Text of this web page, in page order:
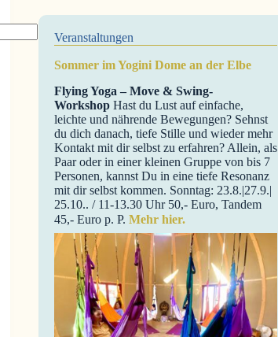
Veranstaltungen
Sommer im Yogini Dome an der Elbe
Flying Yoga – Move & Swing-
Workshop Hast du Lust auf einfache,
leichte und nährende Bewegungen? Sehnst
du dich danach, tiefe Stille und wieder mehr
Kontakt mit dir selbst zu erfahren? Allein, als
Paar oder in einer kleinen Gruppe von bis 7
Personen, kannst Du in eine tiefe Resonanz
mit dir selbst kommen. Sonntag: 23.8.|27.9.|
25.10.. / 11-13.30 Uhr 50,- Euro, Tandem
45,- Euro p. P. Mehr hier.